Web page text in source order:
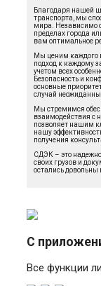
Благодаря нашей
транспорта, мы
мира. Независимо
пределах города
вам оптимальное
Мы ценим каждого
подход к каждому
учетом всех
Безопасность и
основные
случай
Мы стремимся
взаимодействия с
позволяет нашим
нашу
получения
СДЭК – это
своих грузов и
остались
С
Все функции